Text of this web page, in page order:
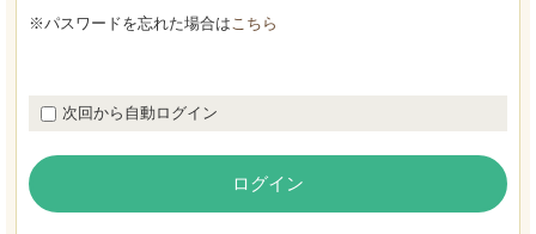
※パスワードを忘れた場合はこちら
次回から自動ログイン
ログイン